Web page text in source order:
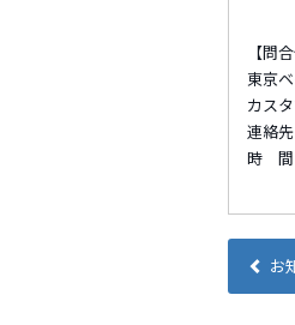
【問
東京
カス
連絡
時 間
お